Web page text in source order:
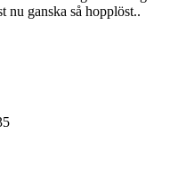
nu ganska så hopplöst..